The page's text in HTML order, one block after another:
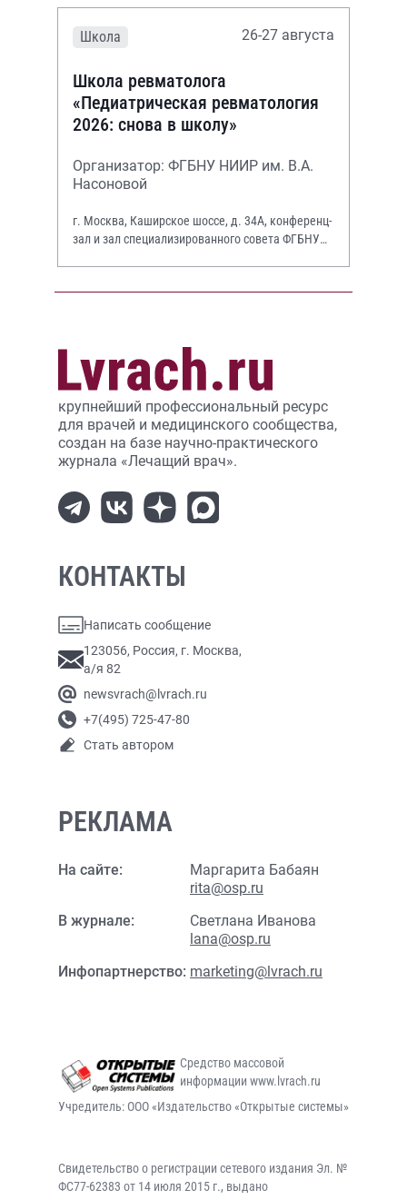
Школа 26-27 августа
Школа ревматолога
«Педиатрическая ревматология
2026: снова в школу»
Организатор: ФГБНУ НИИР им. В.А.
Насоновой
г. Москва, Каширское шоссе, д. 34А, конференц-
зал и зал специализированного совета ФГБНУ
крупнейший профессиональный ресурс
для врачей и медицинского сообщества,
создан на базе научно-практического
журнала «Лечащий врач».
КОНТАКТЫ
Написать сообщение
123056, Россия, г. Москва,
а/я 82
newsvrach@lvrach.ru
+7(495) 725-47-80
Стать автором
РЕКЛАМА
На сайте:
Маргарита Бабаян
rita@osp.ru
В журнале:
Светлана Иванова
lana@osp.ru
Инфопартнерство: marketing@lvrach.ru
Средство массовой
информации www.lvrach.ru
Учредитель: ООО «Издательство «Открытые системы»
Свидетельство о регистрации сетевого издания Эл. №
ФС77-62383 от 14 июля 2015 г., выдано